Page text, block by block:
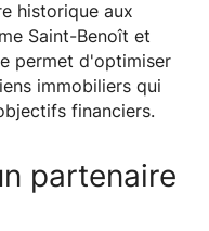
historique aux
Saint-Benoît et
permet d'optimiser
immobiliers qui
financiers.
partenaire